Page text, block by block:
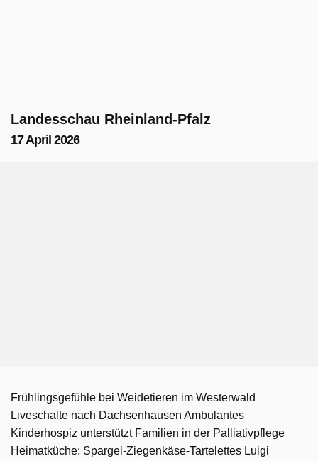
Landesschau Rheinland-Pfalz
17 April 2026
Frühlingsgefühle bei Weidetieren im Westerwald
Liveschalte nach Dachsenhausen Ambulantes
Kinderhospiz unterstützt Familien in der Palliativpflege
Heimatküche: Spargel-Ziegenkäse-Tartelettes Luigi